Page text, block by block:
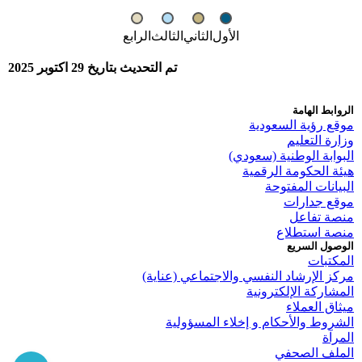
الأول الثاني الثالث الرابع
تم التحديث بتاريخ 29 اكتوبر 2025
الروابط الهامة
موقع رؤية السعودية
وزارة التعليم
البوابة الوطنية (سعودي)
هيئة الحكومة الرقمية
البيانات المفتوحة
موقع جدارات
منصة تفاعل
منصة استطلاع
الوصول السريع
المكتبات
مركز الإرشاد النفسي والاجتماعي (عناية)
المشاركة الإلكترونية
ميثاق العملاء
الشروط والأحكام و إخلاء المسؤولية
المرآة
الملف الصحفي